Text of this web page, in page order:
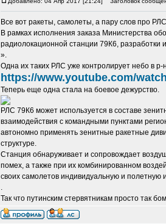
Все вот ракеты, самолеты, а пару слов про
В рамках исполнения заказа Министерства
радиолокационной станции 79К6, разработки
».
Одна их таких РЛС уже контролирует небо в р-
https://www.youtube.com/
Теперь еще одна стала на боевое дежурство.
РЛС 79К6 может используется в составе
взаимодействия с командными пунктами
автономно применять зенитные ракетные
структуре.
Станция обнаруживает и сопровождает
помех, а также при их комбинированном
своих самолетов индивидуальную и
.
Так что путинским стервятникам просто так